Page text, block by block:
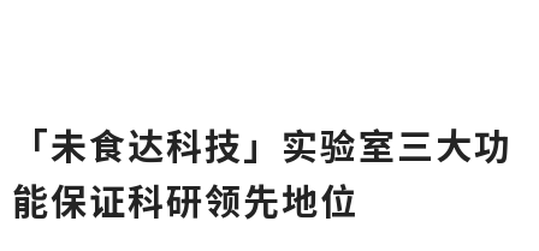
「未食达科技」实验室三大功
能保证科研领先地位